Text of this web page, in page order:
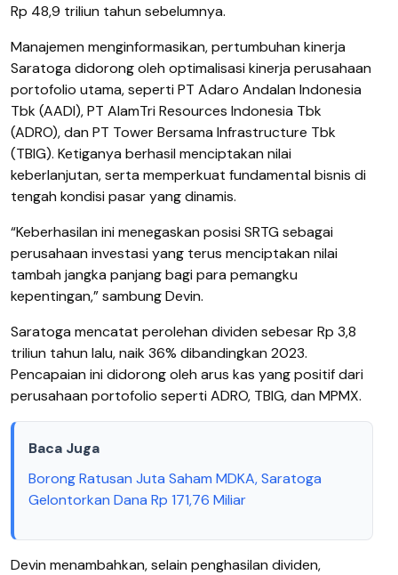
Rp 48,9 triliun tahun sebelumnya.
Manajemen menginformasikan, pertumbuhan kinerja
Saratoga didorong oleh optimalisasi kinerja perusahaan
portofolio utama, seperti PT Adaro Andalan Indonesia
Tbk (AADI), PT AlamTri Resources Indonesia Tbk
(ADRO), dan PT Tower Bersama Infrastructure Tbk
(TBIG). Ketiganya berhasil menciptakan nilai
keberlanjutan, serta memperkuat fundamental bisnis di
tengah kondisi pasar yang dinamis.
“Keberhasilan ini menegaskan posisi SRTG sebagai
perusahaan investasi yang terus menciptakan nilai
tambah jangka panjang bagi para pemangku
kepentingan,” sambung Devin.
Saratoga mencatat perolehan dividen sebesar Rp 3,8
triliun tahun lalu, naik 36% dibandingkan 2023.
Pencapaian ini didorong oleh arus kas yang positif dari
perusahaan portofolio seperti ADRO, TBIG, dan MPMX.
Baca Juga
Borong Ratusan Juta Saham MDKA, Saratoga
Gelontorkan Dana Rp 171,76 Miliar
Devin menambahkan, selain penghasilan dividen,